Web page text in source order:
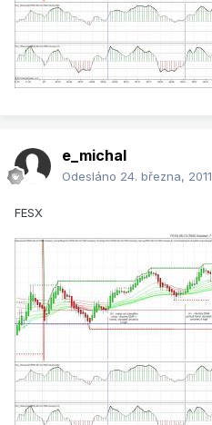
e_michal
Odesláno 24. března, 2011
FESX